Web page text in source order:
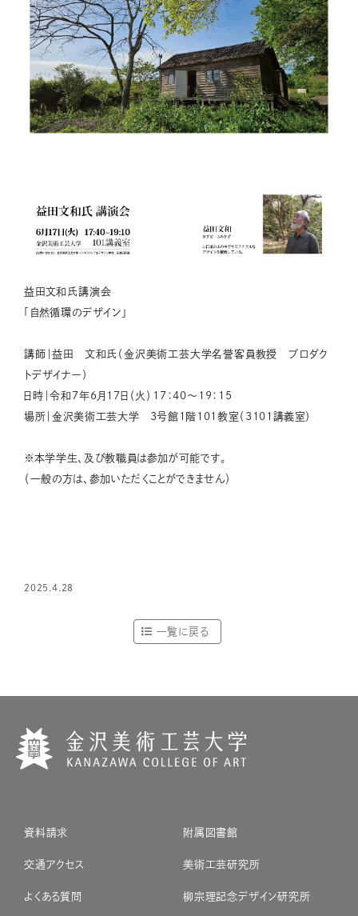
益田文和氏講演会
「自然循環のデザイン」
講師｜益田 文和氏（金沢美術工芸大学名誉客員教授 プロダク
トデザイナー）
日時｜令和7年6月17日（火）17：40～19：15
場所｜金沢美術工芸大学 3号館1階101教室（3101講義室）
※本学学生、及び教職員は参加が可能です。
（一般の方は、参加いただくことができません）
2025.4.28
一覧に戻る
資料請求
交通アクセス
よくある質問
附属図書館
美術工芸研究所
柳宗理記念デザイン研究所